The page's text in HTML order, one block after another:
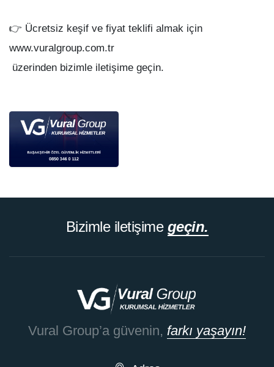
👉 Ücretsiz keşif ve fiyat teklifi almak için
www.vuralgroup.com.tr
üzerinden bizimle iletişime geçin.
Bizimle iletişime geçin.
Vural Group’a güvenin, farkı yaşayın!